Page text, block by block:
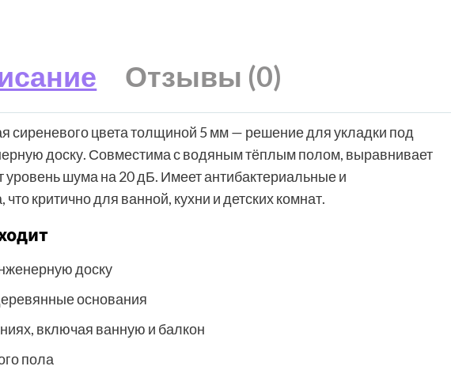
Отзывы (0)
сиреневого цвета толщиной 5 мм — решение для укладки под
доску. Совместима с водяным тёплым полом, выравнивает
уровень шума на 20 дБ. Имеет антибактериальные и
критично для ванной, кухни и детских комнат.
доску
основания
включая ванную и балкон
пола